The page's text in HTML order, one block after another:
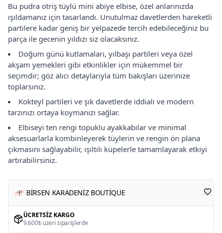
Bu pudra otriş tüylü mini abiye elbise, özel anlarınızda
ışıldamanız için tasarlandı. Unutulmaz davetlerden hareketli
partilere kadar geniş bir yelpazede tercih edebileceğiniz bu
parça ile gecenin yıldızı siz olacaksınız.
Doğum günü kutlamaları, yılbaşı partileri veya özel
akşam yemekleri gibi etkinlikler için mükemmel bir
seçimdir; göz alıcı detaylarıyla tüm bakışları üzerinize
toplarsınız.
Kokteyl partileri ve şık davetlerde iddialı ve modern
tarzınızı ortaya koymanızı sağlar.
Elbiseyi ten rengi topuklu ayakkabılar ve minimal
aksesuarlarla kombinleyerek tüylerin ve rengin ön plana
çıkmasını sağlayabilir, ışıltılı küpelerle tamamlayarak etkiyi
artırabilirsiniz.
BİRSEN KARADENİZ BOUTİQUE
ÜCRETSIZ KARGO
9.600₺ üzeri siparişlerde